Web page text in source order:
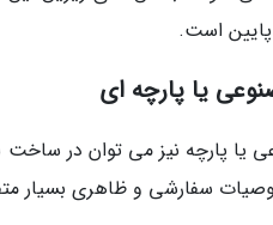
است.
یا پارچه ای
یا پارچه نیز می توان در
سفارشی و ظاهری بسیار